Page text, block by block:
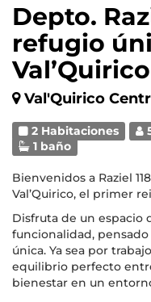
Depto.
refugio
Val’Quirico
Val'Quirico
2 Habitaciones
1 baño
Bienvenidos a Raziel
Val’Quirico, el primer
Disfruta de un espacio
funcionalidad,
única. Ya sea por
equilibrio perfecto
bienestar en un